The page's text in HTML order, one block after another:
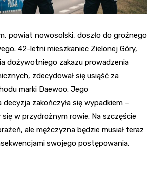
powiat nowosolski, doszło do groźnego
42-letni mieszkaniec Zielonej Góry,
dożywotniego zakazu prowadzenia
zdecydował się usiąść za
marki Daewoo. Jego
decyzja zakończyła się wypadkiem –
się w przydrożnym rowie. Na szczęście
ale mężczyzna będzie musiał teraz
swojego postępowania.